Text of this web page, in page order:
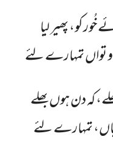
کو، پھیر لیا
تواں تمہارے لئے
کہ دن ہوں بھلے
تمہارے لئے